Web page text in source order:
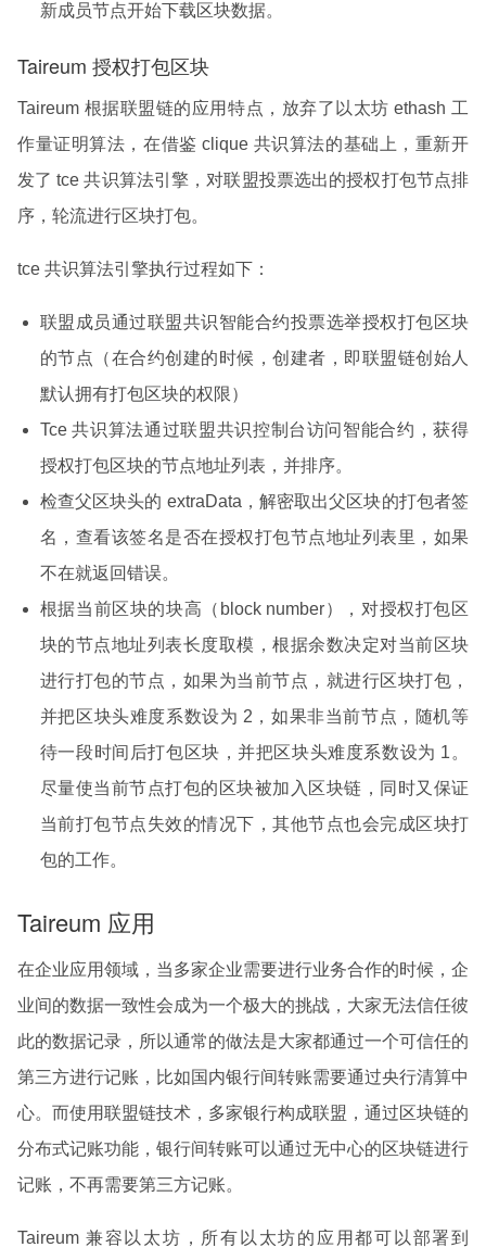
新成员节点开始下载区块数据。
Taireum 授权打包区块
Taireum 根据联盟链的应用特点，放弃了以太坊 ethash 工
作量证明算法，在借鉴 clique 共识算法的基础上，重新开
发了 tce 共识算法引擎，对联盟投票选出的授权打包节点排
序，轮流进行区块打包。
tce 共识算法引擎执行过程如下：
联盟成员通过联盟共识智能合约投票选举授权打包区块
的节点（在合约创建的时候，创建者，即联盟链创始人
默认拥有打包区块的权限）
Tce 共识算法通过联盟共识控制台访问智能合约，获得
授权打包区块的节点地址列表，并排序。
检查父区块头的 extraData，解密取出父区块的打包者签
名，查看该签名是否在授权打包节点地址列表里，如果
不在就返回错误。
根据当前区块的块高（block number），对授权打包区
块的节点地址列表长度取模，根据余数决定对当前区块
进行打包的节点，如果为当前节点，就进行区块打包，
并把区块头难度系数设为 2，如果非当前节点，随机等
待一段时间后打包区块，并把区块头难度系数设为 1。
尽量使当前节点打包的区块被加入区块链，同时又保证
当前打包节点失效的情况下，其他节点也会完成区块打
包的工作。
Taireum 应用
在企业应用领域，当多家企业需要进行业务合作的时候，企
业间的数据一致性会成为一个极大的挑战，大家无法信任彼
此的数据记录，所以通常的做法是大家都通过一个可信任的
第三方进行记账，比如国内银行间转账需要通过央行清算中
心。而使用联盟链技术，多家银行构成联盟，通过区块链的
分布式记账功能，银行间转账可以通过无中心的区块链进行
记账，不再需要第三方记账。
Taireum 兼容以太坊，所有以太坊的应用都可以部署到